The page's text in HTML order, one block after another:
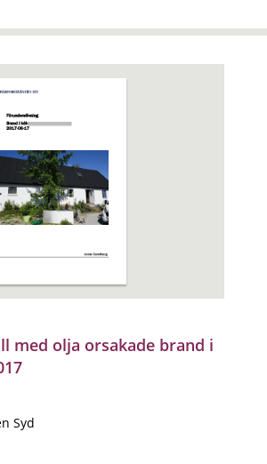
med olja orsakade brand i
Syd